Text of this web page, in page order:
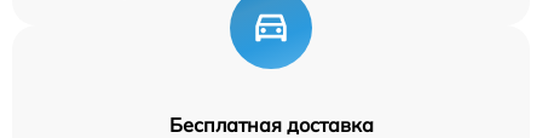
Бесплатная доставка